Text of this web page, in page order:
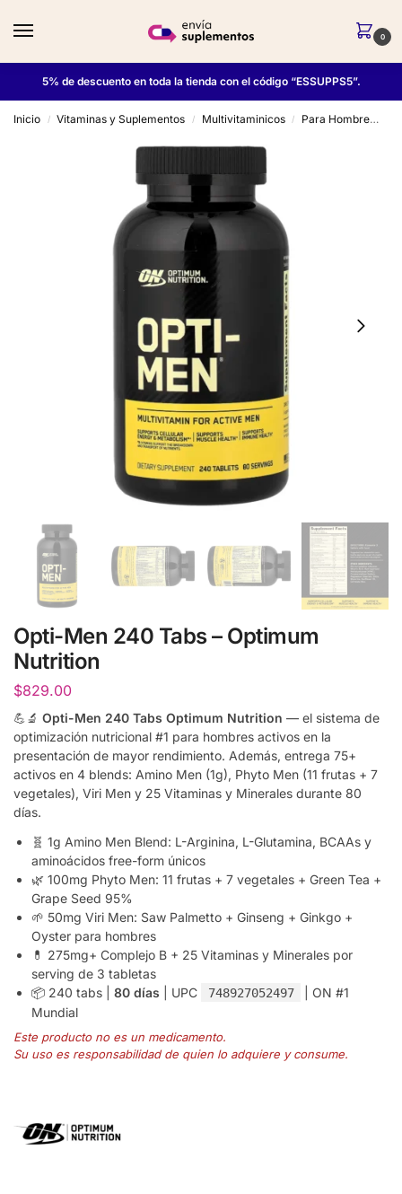
0
5% de descuento en toda la tienda con el código “ESSUPPS5”.
Inicio / Vitaminas y Suplementos / Multivitaminicos / Para Hombre
Opti-Men 240 Tabs – Optimum
Nutrition
$829.00
💪🔬 Opti-Men 240 Tabs Optimum Nutrition — el sistema de
optimización nutricional #1 para hombres activos en la
presentación de mayor rendimiento. Además, entrega 75+
activos en 4 blends: Amino Men (1g), Phyto Men (11 frutas + 7
vegetales), Viri Men y 25 Vitaminas y Minerales durante 80
días.
🧬 1g Amino Men Blend: L-Arginina, L-Glutamina, BCAAs y
aminoácidos free-form únicos
🌿 100mg Phyto Men: 11 frutas + 7 vegetales + Green Tea +
Grape Seed 95%
🌱 50mg Viri Men: Saw Palmetto + Ginseng + Ginkgo +
Oyster para hombres
💊 275mg+ Complejo B + 25 Vitaminas y Minerales por
serving de 3 tabletas
📦 240 tabs | 80 días | UPC 748927052497
| ON #1
Mundial
Este producto no es un medicamento.
Su uso es responsabilidad de quien lo adquiere y consume.